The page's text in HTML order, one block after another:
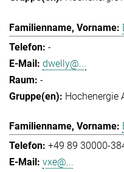
-
dwelly@...
-
Hochenergie
+49 89 30000-
vxe@...